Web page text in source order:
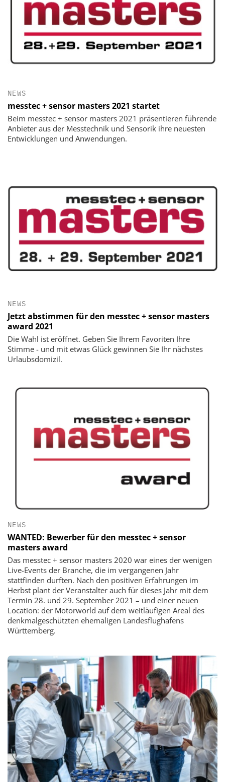
NEWS
messtec + sensor masters 2021 startet
Beim messtec + sensor masters 2021 präsentieren führende
Anbieter aus der Messtechnik und Sensorik ihre neuesten
Entwicklungen und Anwendungen.
NEWS
Jetzt abstimmen für den messtec + sensor masters
award 2021
Die Wahl ist eröffnet. Geben Sie Ihrem Favoriten Ihre
Stimme - und mit etwas Glück gewinnen Sie Ihr nächstes
Urlaubsdomizil.
NEWS
WANTED: Bewerber für den messtec + sensor
masters award
Das messtec + sensor masters 2020 war eines der wenigen
Live-Events der ­Branche, die im vergangenen Jahr
stattfinden durften. Nach den positiven ­Erfahrungen im
Herbst plant der Veranstalter auch für dieses Jahr mit dem
Termin 28. und 29. September 2021 – und einer neuen
Location: der Motorworld auf dem weitläufigen Areal des
denkmalgeschützten ehemaligen Landesflughafens
Württemberg.